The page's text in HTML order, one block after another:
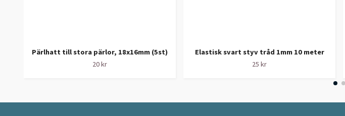
Pärlhatt till stora pärlor, 18x16mm (5st)
20 kr
Elastisk svart styv tråd 1mm 10 meter
25 kr